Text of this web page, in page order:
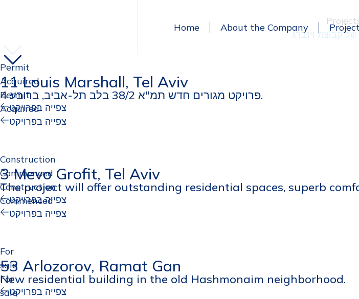
Home About the Company
קבוצת וינברג
Permit
Acquired
Permit
Acquired
11 Louis Marshall, Tel Aviv
פרויקט מגורים חדש תמ"א 38/2 בלב תל-אביב, ברובע 4.
צפייה בפרויקט
צפייה בפרויקט
Construction
Commenced
Construction
Commenced
3 Mevo Grofit, Tel Aviv
The project will offer outstanding residential spaces, superb
צפייה בפרויקט
צפייה בפרויקט
For
sale
For
sale
53 Arlozorov, Ramat Gan
New residential building in the old Hashmonaim neighborhood.
צפייה בפרויקט